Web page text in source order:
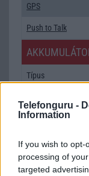
Telefonguru -
Information
If you wish to
processing of
targeted
GPS
Push to Talk
Típus
Cserélhetőség
Gyorstöltés